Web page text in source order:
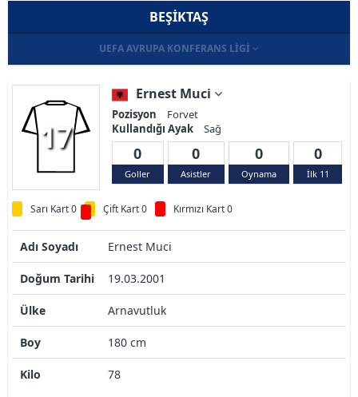
BEŞIKTAŞ
UEFA AVRUPA KONFERANS LIGI
17
Ernest Muci
Pozisyon
Forvet
Kullandığı Ayak
Sağ
0
Goller
0
Asistler
0
Oynama
0
İlk 11
Sarı Kart 0 Çift Kart 0 Kırmızı Kart 0
Adı Soyadı Ernest Muci
Doğum Tarihi 19.03.2001
Ülke Arnavutluk
Boy 180 cm
Kilo 78